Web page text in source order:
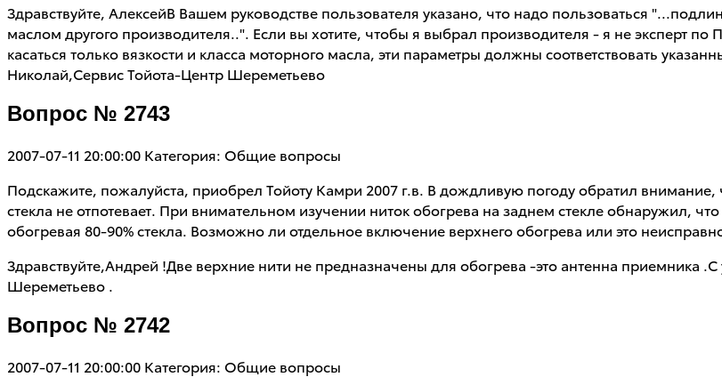
Здравствуйте, АлексейВ Вашем руководстве пользователя указано, что надо пользоваться
маслом другого производителя..". Если вы хотите, чтобы я выбрал производителя - я не эксперт
касаться только вязкости и класса моторного масла, эти параметры должны соответствовать
Николай,Сервис Тойота-Центр Шереметьево
Вопрос № 2743
2007-07-11 20:00:00 Категория: Общие вопросы
Подскажите, пожалуйста, приобрел Тойоту Камри 2007 г.в. В дождливую погоду обратил внимание,
стекла не отпотевает. При внимательном изучении ниток обогрева на заднем стекле обнаружил,
обогревая 80-90% стекла. Возможно ли отдельное включение верхнего обогрева или это
Здравствуйте,Андрей !Две верхние нити не предназначены для обогрева -это антенна приемника
Шереметьево .
Вопрос № 2742
2007-07-11 20:00:00 Категория: Общие вопросы